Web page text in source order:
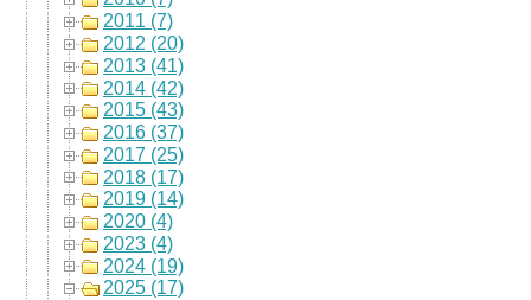
2011 (7)
2012 (20)
2013 (41)
2014 (42)
2015 (43)
2016 (37)
2017 (25)
2018 (17)
2019 (14)
2020 (4)
2023 (4)
2024 (19)
2025 (17)